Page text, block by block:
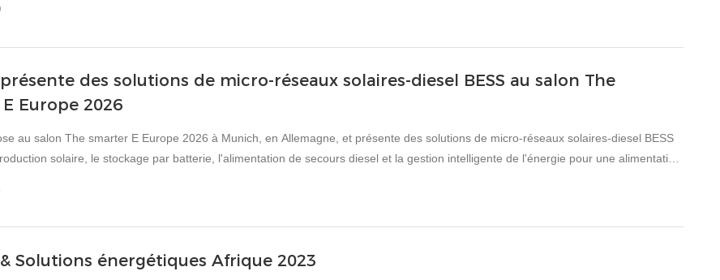
présente des solutions de micro-réseaux solaires-diesel BESS au salon The
Europe 2026
au salon The smarter E Europe 2026 à Munich, en Allemagne, et présente des solutions de micro-réseaux solaires-diesel BESS
solaire, le stockage par batterie, l'alimentation de secours diesel et la gestion intelligente de l'énergie pour une alimentation
& Solutions énergétiques Afrique 2023